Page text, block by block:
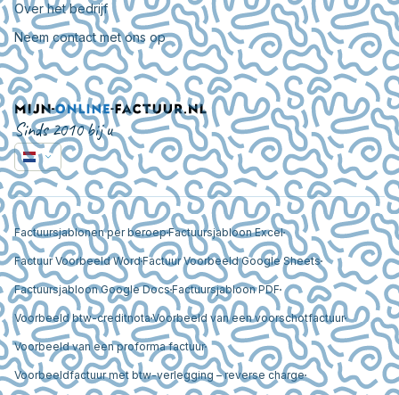
Over het bedrijf
Neem contact met ons op
Sinds 2010 bij u
Factuursjablonen per beroepFactuursjabloon Excel
Factuur Voorbeeld WordFactuur Voorbeeld Google Sheets
Factuursjabloon Google DocsFactuursjabloon PDF
Voorbeeld btw-creditnotaVoorbeeld van een voorschotfactuur
Voorbeeld van een proforma factuur
Voorbeeldfactuur met btw-verlegging – reverse charge